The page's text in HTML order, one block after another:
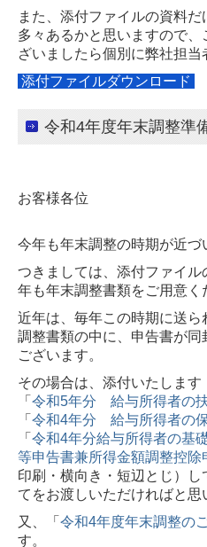
また、添付ファイルの資料
多々あるかと思いますので
ざいましたら個別に弊社担当
添付ファイルダウンロード
令和4年度年末調整準
お客様各位
今年も年末調整の時期が近づ
つきましては、添付ファイ
年も年末調整書類をご用意く
近年は、毎年この時期に送
調整書類の中に、申告書が同
ございます。
その場合は、添付いたします
「 令和5年分 給与所得者の
「 令和4年分 給与所得者の
「 令和4年分給与所得者の基
等申告書兼所得金額調整控除
印刷・横向き・短辺とじ）
てをお渡しいただければと思
又、「 令和4年度年末調整の
す。